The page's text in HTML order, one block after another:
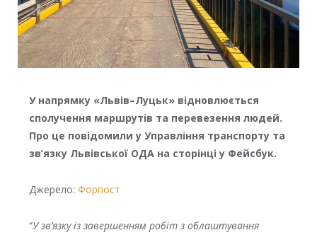
У напрямку «Львів–Луцьк» відновлюється
сполучення маршрутів та перевезення людей.
Про це повідомили у Управління транспорту та
зв’язку Львівської ОДА на сторінці у Фейсбук.
Джерело: Форпост
“У зв’язку із завершенням робіт з облаштування